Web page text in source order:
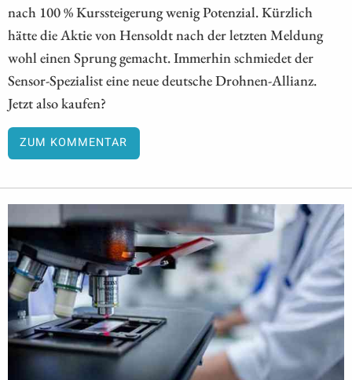
nach 100 % Kurssteigerung wenig Potenzial. Kürzlich
hätte die Aktie von Hensoldt nach der letzten Meldung
wohl einen Sprung gemacht. Immerhin schmiedet der
Sensor-Spezialist eine neue deutsche Drohnen-Allianz.
Jetzt also kaufen?
ZUM KOMMENTAR